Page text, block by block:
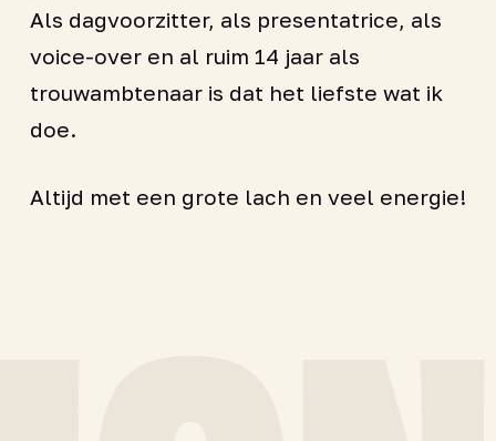
Als dagvoorzitter, als presentatrice, als
voice-over en al ruim 14 jaar als
trouwambtenaar is dat het liefste wat ik
doe.
Altijd met een grote lach en veel energie!